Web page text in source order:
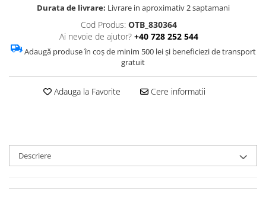
Durata de livrare: Livrare in aproximativ 2 saptamani
Cod Produs: OTB_830364
Ai nevoie de ajutor? +40 728 252 544
Adaugă produse în coș de minim 500 lei și beneficiezi de transport
gratuit
Adauga la Favorite Cere informatii
Descriere